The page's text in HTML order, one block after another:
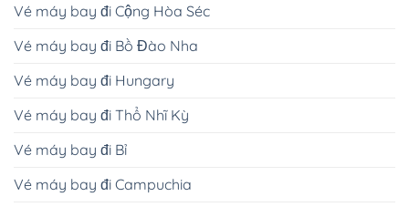
Vé máy bay đi Cộng Hòa Séc
Vé máy bay đi Bồ Đào Nha
Vé máy bay đi Hungary
Vé máy bay đi Thổ Nhĩ Kỳ
Vé máy bay đi Bỉ
Vé máy bay đi Campuchia